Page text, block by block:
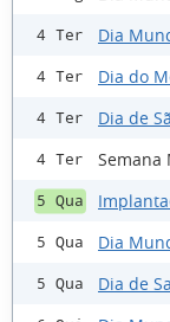
4 Ter Dia
4 Ter Dia do
4 Ter Dia de
4 Ter Semana
5 Qua
5 Qua Dia
5 Qua Dia de